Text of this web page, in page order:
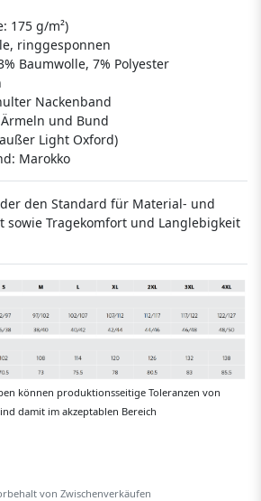
175 g/m²)
ringgesponnen
Baumwolle, 7% Polyester
Nackenband
und Bund
Light Oxford)
Marokko
der den Standard für Material- und
sowie Tragekomfort und Langlebigkeit
können produktionsseitige Toleranzen von
damit im akzeptablen Bereich
von Zwischenverkäufen